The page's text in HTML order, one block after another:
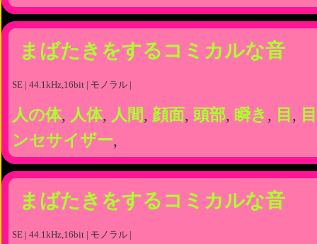
まばたきをするコミカルな音
SE | 44.1kHz,16bit | モノラル |
人の体, 人体, 人間, 顔面, 頭部, 瞬き , 目 ,
ンセサイザー,
まばたきをするコミカルな音
SE | 44.1kHz,16bit | モノラル |